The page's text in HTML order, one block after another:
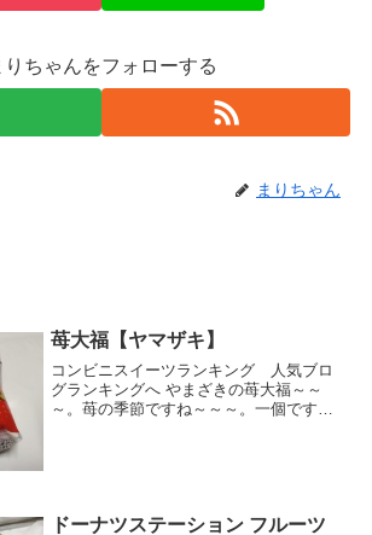
りちゃんをフォローする
まりちゃん
苺大福【ヤマザキ】
コンビニスイーツランキング 人気ブロ
グランキングへ やまざきの苺大福～～
～。苺の季節ですね～～～。一個です
ドーナツステーション フルーツ